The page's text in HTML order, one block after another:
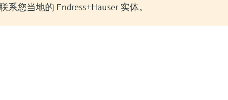
您当地的 Endress+Hauser 实体。